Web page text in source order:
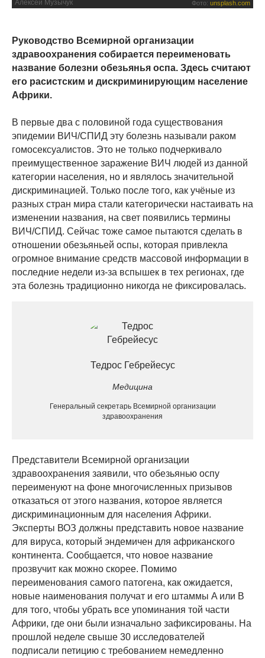
Алексей Музычук Фото: unsplash.com
Руководство Всемирной организации
здравоохранения собирается переименовать
название болезни обезьянья оспа. Здесь считают
его расистским и дискриминирующим население
Африки.
В первые два с половиной года существования
эпидемии ВИЧ/СПИД эту болезнь называли раком
гомосексуалистов. Это не только подчеркивало
преимущественное заражение ВИЧ людей из данной
категории населения, но и являлось значительной
дискриминацией. Только после того, как учёные из
разных стран мира стали категорически настаивать на
изменении названия, на свет появились термины
ВИЧ/СПИД. Сейчас тоже самое пытаются сделать в
отношении обезьяньей оспы, которая привлекла
огромное внимание средств массовой информации в
последние недели из-за вспышек в тех регионах, где
эта болезнь традиционно никогда не фиксировалась.
Тедрос Гебрейесус
Медицина
Генеральный секретарь Всемирной организации
здравоохранения
Представители Всемирной организации
здравоохранения заявили, что обезьянью оспу
переименуют на фоне многочисленных призывов
отказаться от этого названия, которое является
дискриминационным для населения Африки.
Эксперты ВОЗ должны представить новое название
для вируса, который эндемичен для африканского
континента. Сообщается, что новое название
прозвучит как можно скорее. Помимо
переименования самого патогена, как ожидается,
новые наименования получат и его штаммы A или B
для того, чтобы убрать все упоминания той части
Африки, где они были изначально зафиксированы. На
прошлой неделе свыше 30 исследователей
подписали петицию с требованием немедленно